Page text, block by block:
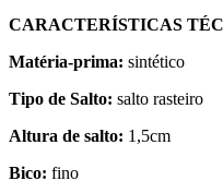
CARACTERÍSTICAS
Matéria-prima: sintético
Tipo de Salto: salto rasteiro
Altura de salto: 1,5cm
Bico: fino